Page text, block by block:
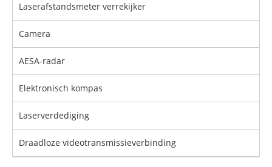
Laserafstandsmeter verrekijker
Camera
AESA-radar
Elektronisch kompas
Laserverdediging
Draadloze videotransmissieverbinding